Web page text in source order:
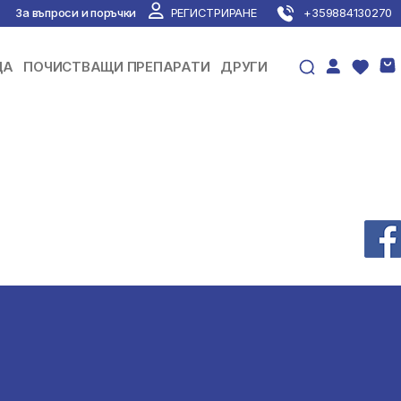
За въпроси и поръчки РЕГИСТРИРАНЕ +359884130270
ПОЧИСТВАЩИ ПРЕПАРАТИ ДРУГИ